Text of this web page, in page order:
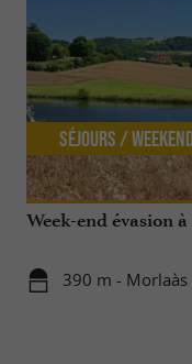
Week-end évasion
390 m - Morlaàs
Séjours /